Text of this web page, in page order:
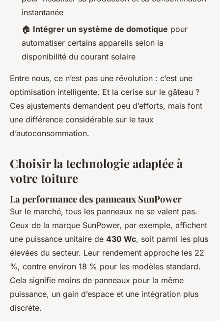
instantanée
🏠 Intégrer un système de domotique pour
automatiser certains appareils selon la
disponibilité du courant solaire
Entre nous, ce n’est pas une révolution : c’est une
optimisation intelligente. Et la cerise sur le gâteau ?
Ces ajustements demandent peu d’efforts, mais font
une différence considérable sur le taux
d’autoconsommation.
Choisir la technologie adaptée à
votre toiture
La performance des panneaux SunPower
Sur le marché, tous les panneaux ne se valent pas.
Ceux de la marque SunPower, par exemple, affichent
une puissance unitaire de 430 Wc, soit parmi les plus
élevées du secteur. Leur rendement approche les 22
%, contre environ 18 % pour les modèles standard.
Cela signifie moins de panneaux pour la même
puissance, un gain d’espace et une intégration plus
discrète.